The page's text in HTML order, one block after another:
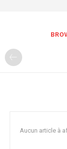
Aucun article à